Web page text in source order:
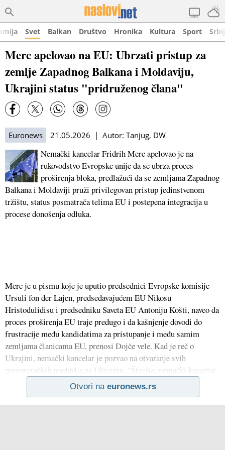
Svet Balkan Društvo Hronika Kultura Sport
Merc apelovao na EU: Ubrzati pristup za
zemlje Zapadnog Balkana i Moldaviju,
Ukrajini status "pridruženog člana"
Euronews 21.05.2026 | Autor: Tanjug, DW
Nemački kancelar Fridrih Merc apelovao je na
rukovodstvo Evropske unije da se ubrza proces
proširenja bloka, predlažući da se zemljama Zapadnog
Balkana i Moldaviji pruži privilegovan pristup jedinstvenom
tržištu, status posmatrača telima EU i postepena integracija u
procese donošenja odluka.
Merc je u pismu koje je uputio predsednici Evropske komisije
Ursuli fon der Lajen, predsedavajućem EU Nikosu
Hristodulidisu i predsedniku Saveta EU Antoniju Košti, naveo da
proces proširenja EU traje predugo i da kašnjenje dovodi do
frustracije među kandidatima za pristupanje i među samim
zemljama članicama EU, prenosi Dojče vele. Kad je reč o
Ukrajini, nemački kancelar je pozvao na otvaranje svih
pregovaračkih poglavlja za Ukrajinu. "Štaviše, nemački kancelar
Otvori na euronews.rs